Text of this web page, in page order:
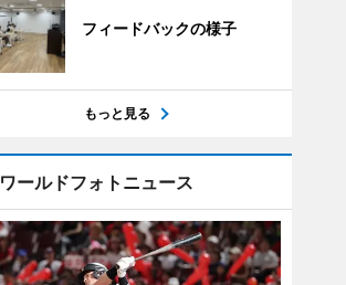
フィードバックの様子
もっと見る
ワールドフォトニュース